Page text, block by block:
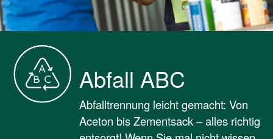
Abfall ABC
Abfalltrennung leicht gemacht: Von
Aceton bis Zementsack – alles richtig